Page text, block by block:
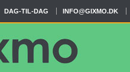
DAG-TIL-DAG INFO@GIXMO.DK